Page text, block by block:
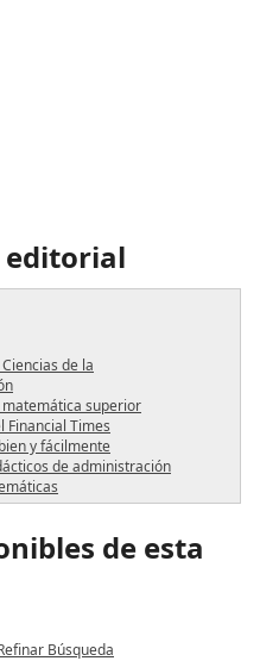
de la
superior
Financial Times
y fácilmente
de administración
de esta
Búsqueda